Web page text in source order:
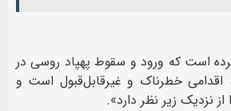
است که ورود و سقوط پهپاد روسی در
خطرناک و غیرقابل‌قبول است و
نزدیک زیر نظر دارد».